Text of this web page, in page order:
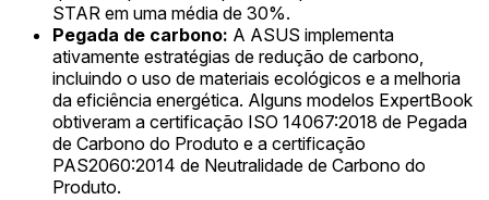
STAR em uma média de 30%.
Pegada de carbono: A ASUS implementa
ativamente estratégias de redução de carbono,
incluindo o uso de materiais ecológicos e a melhoria
da eficiência energética. Alguns modelos ExpertBook
obtiveram a certificação ISO 14067:2018 de Pegada
de Carbono do Produto e a certificação
PAS2060:2014 de Neutralidade de Carbono do
Produto.